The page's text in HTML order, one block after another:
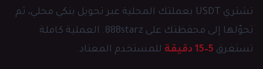
تشتري USDT بعملتك المحلية عبر تحويل بنكي محلي، ثم
تحوّلها إلى محفظتك على 888starz. العملية كاملة
تستغرق 5–15 دقيقة للمستخدم المعتاد.